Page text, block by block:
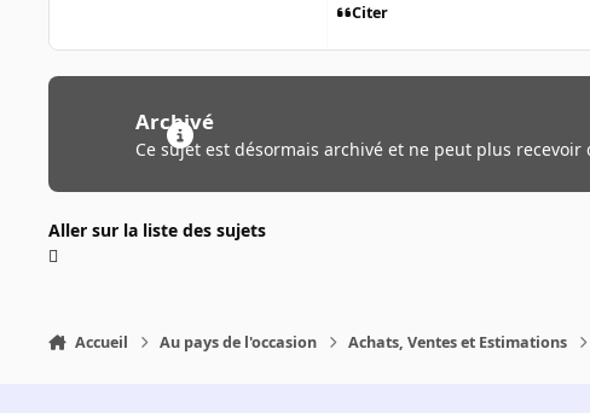
Citer
Archivé
Ce sujet est désormais archivé et ne peut plus recevoir
Aller sur la liste des sujets
Accueil Au pays de l'occasion Achats, Ventes et Estimations